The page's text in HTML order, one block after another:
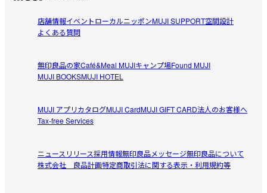
店舗情報イベントローカルニッポンMUJI SUPPORT空間設計
よくある質問
無印良品の家Café&Meal MUJIキャンプ場Found MUJI
MUJI BOOKSMUJI HOTEL
MUJI アプリカタログMUJI CardMUJI GIFT CARD法人のお客様へ
Tax-free Services
ニュースリリース採用情報無印良品メッセージ無印良品について
株式会社 良品計画特定商取引法に関する表示・利用規約等